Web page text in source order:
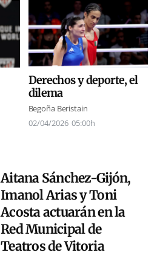
Derechos y deporte, el
dilema
Begoña Beristain
02/04/2026 05:00h
Aitana Sánchez-Gijón,
Imanol Arias y Toni
Acosta actuarán en la
Red Municipal de
Teatros de Vitoria